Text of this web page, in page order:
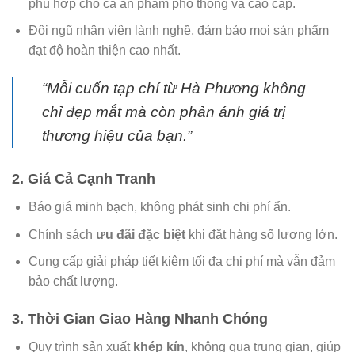
phù hợp cho cả ấn phẩm phổ thông và cao cấp.
Đội ngũ nhân viên lành nghề, đảm bảo mọi sản phẩm
đạt độ hoàn thiện cao nhất.
“Mỗi cuốn tạp chí từ Hà Phương không
chỉ đẹp mắt mà còn phản ánh giá trị
thương hiệu của bạn.”
2. Giá Cả Cạnh Tranh
Báo giá minh bạch, không phát sinh chi phí ẩn.
Chính sách ưu đãi đặc biệtkhi đặt hàng số lượng lớn.
Cung cấp giải pháp tiết kiệm tối đa chi phí mà vẫn đảm
bảo chất lượng.
3. Thời Gian Giao Hàng Nhanh Chóng
Quy trình sản xuất khép kín, không qua trung gian, giúp